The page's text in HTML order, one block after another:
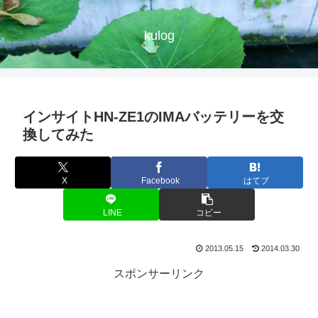
kulog
インサイトHN-ZE1のIMAバッテリーを交
換してみた
X Facebook はてブ
LINE コピー
2013.05.15 2014.03.30
スポンサーリンク